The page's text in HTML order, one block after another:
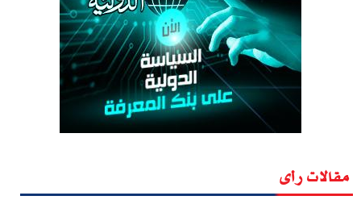
مقالات رأى